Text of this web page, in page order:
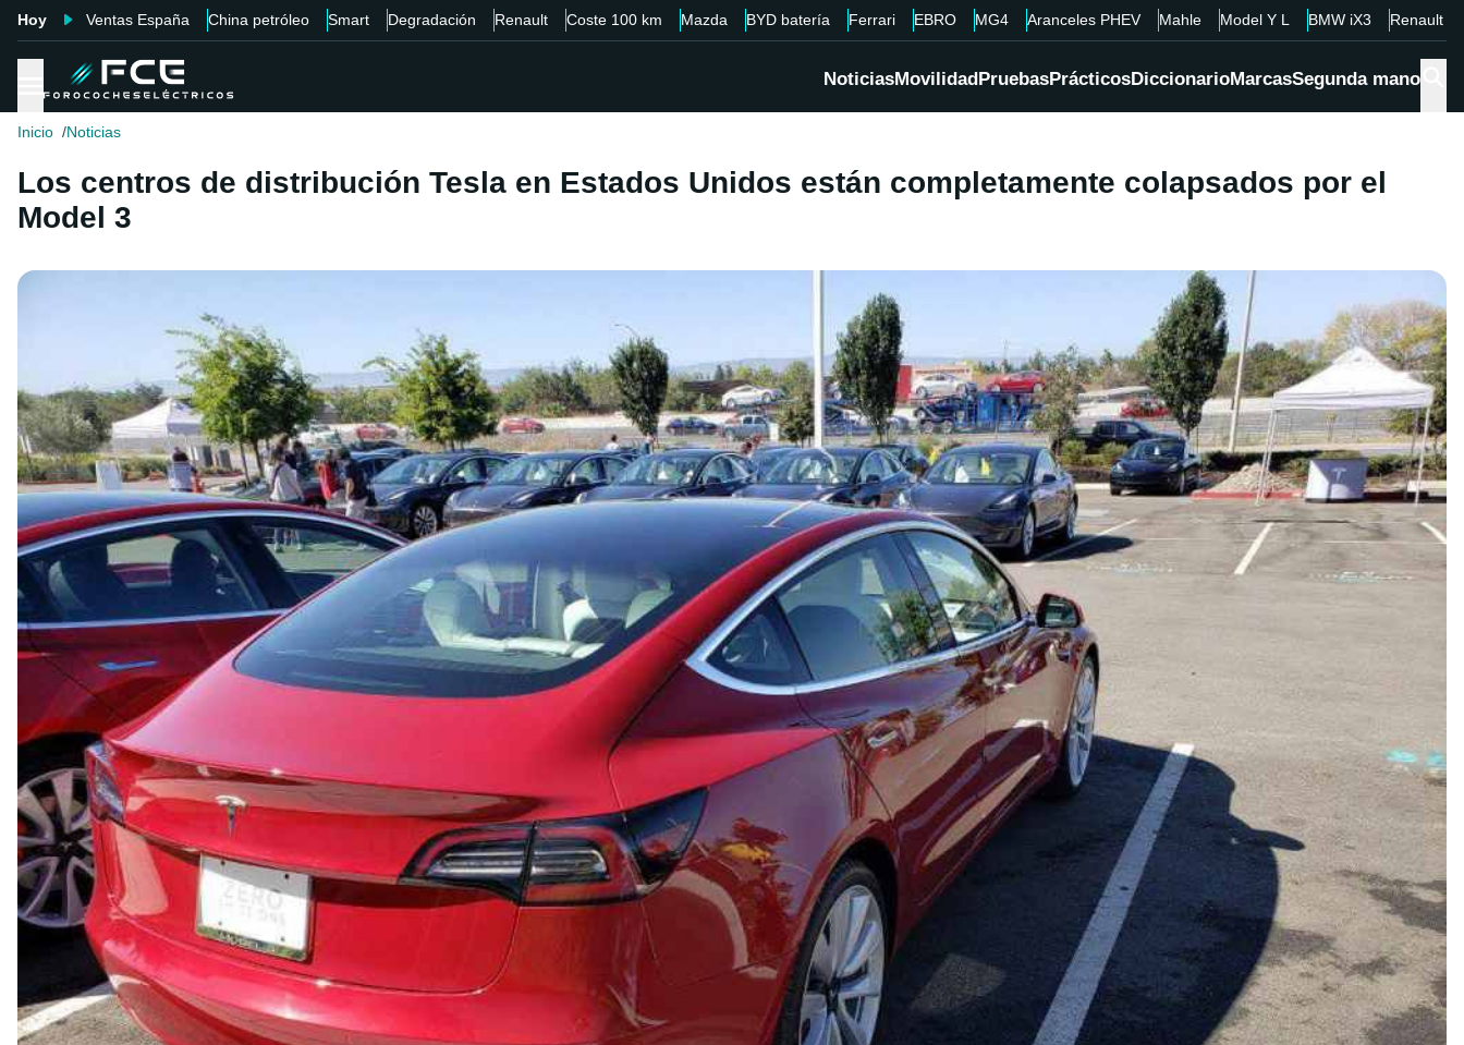
Hoy Ventas España China petróleo Smart Degradación Renault Coste 100 km Mazda BYD batería Ferrari EBRO MG4 Aranceles PHEV Mahle Model Y L BMW iX3 Renault
NoticiasMovilidadPruebasPrácticosDiccionarioMarcasSegunda mano
Inicio Noticias
Los centros de distribución Tesla en Estados Unidos están completamente colapsados por el
Model 3